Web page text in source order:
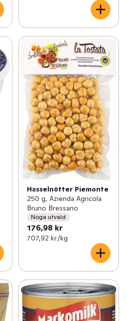
Hasselnötter Piemonte
250 g, Azienda Agricola
Bruno Bressano
Noga utvald
176,98 kr
707,92 kr /kg